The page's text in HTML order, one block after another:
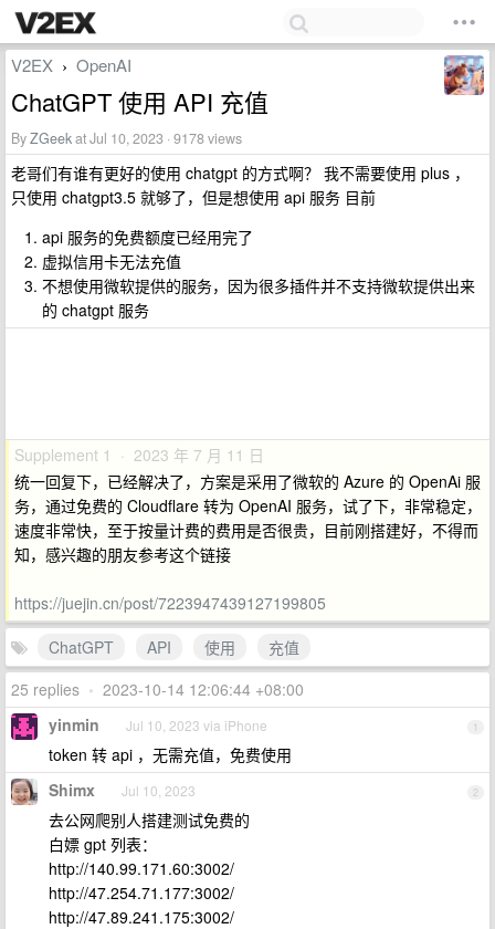
V2EX › OpenAI
ChatGPT 使用 API 充值
ByZGeekat Jul 10, 2023 · 9178 views
老哥们有谁有更好的使用 chatgpt 的方式啊？ 我不需要使用 plus ，
只使用 chatgpt3.5 就够了，但是想使用 api 服务 目前
api 服务的免费额度已经用完了
虚拟信用卡无法充值
不想使用微软提供的服务，因为很多插件并不支持微软提供出来
的 chatgpt 服务
Supplement 1 · 2023 年 7 月 11 日
统一回复下，已经解决了，方案是采用了微软的 Azure 的 OpenAi 服
务，通过免费的 Cloudflare 转为 OpenAI 服务，试了下，非常稳定，
速度非常快，至于按量计费的费用是否很贵，目前刚搭建好，不得而
知，感兴趣的朋友参考这个链接
https://juejin.cn/post/7223947439127199805
ChatGPT
API 使用
充值
25 replies • 2023-10-14 12:06:44 +08:00
1
yinmin Jul 10, 2023 via iPhone
token 转 api ，无需充值，免费使用
2
Shimx Jul 10, 2023
去公网爬别人搭建测试免费的
白嫖 gpt 列表：
http://140.99.171.60:3002/
http://47.254.71.177:3002/
http://47.89.241.175:3002/